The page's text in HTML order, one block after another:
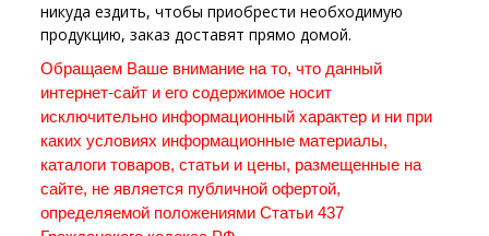
никуда ездить, чтобы приобрести необходимую
продукцию, заказ доставят прямо домой.
Обращаем Ваше внимание на то, что данный
интернет-сайт и его содержимое носит
исключительно информационный характер и ни при
каких условиях информационные материалы,
каталоги товаров, статьи и цены, размещенные на
сайте, не является публичной офертой,
определяемой положениями Статьи 437